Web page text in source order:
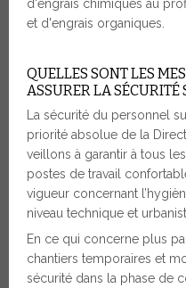
d'engrais chimiques au
et d'engrais organiques.
QUELLES SONT LES
ASSURER LA SÉCURITÉ
La sécurité du personnel
priorité absolue de la
veillons à garantir à tous
postes de travail
vigueur concernant
niveau technique et
En ce qui concerne plus
chantiers temporaires et
sécurité dans la phase de